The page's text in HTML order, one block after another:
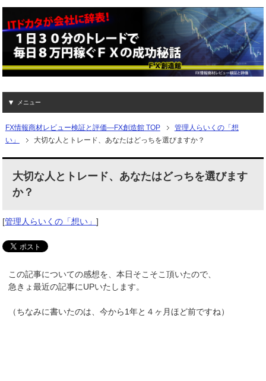
メニュー
FX情報商材レビュー検証と評価―FX創造館 TOP
管理人らいくの「想
い」
大切な人とトレード、あなたはどっちを選びますか？
大切な人とトレード、あなたはどっちを選びます
か？
[管理人らいくの「想い」]
この記事についての感想を、本日そこそこ頂いたので、
急きょ最近の記事にUPいたします。
（ちなみに書いたのは、今から1年と４ヶ月ほど前ですね）